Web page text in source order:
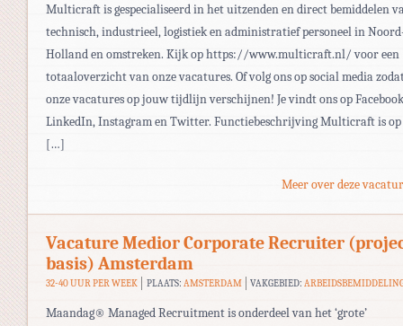
Multicraft is gespecialiseerd in het uitzenden en direct bemiddelen
technisch, industrieel, logistiek en administratief personeel in
Holland en omstreken. Kijk op https://www.multicraft.nl/ voor een
totaaloverzicht van onze vacatures. Of volg ons op social media
onze vacatures op jouw tijdlijn verschijnen! Je vindt ons op
LinkedIn, Instagram en Twitter. Functiebeschrijving Multicraft is op
[…]
Meer over deze
Vacature Medior Corporate Recruiter
basis) Amsterdam
32-40 UUR PER WEEK PLAATS: AMSTERDAM VAKGEBIED:
Maandag® Managed Recruitment is onderdeel van het ‘grote’